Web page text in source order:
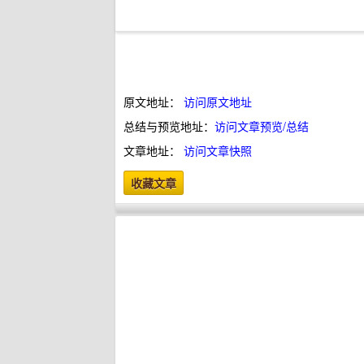
原文地址： 访问原文地址
总结与预览地址： 访问文章预览/总结
文章地址： 访问文章快照